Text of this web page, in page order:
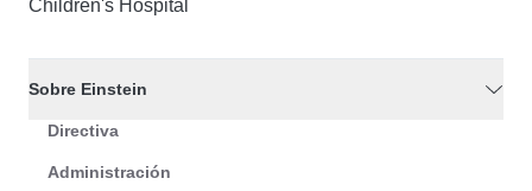
Children's Hospital
Sobre Einstein
Directiva
Administración